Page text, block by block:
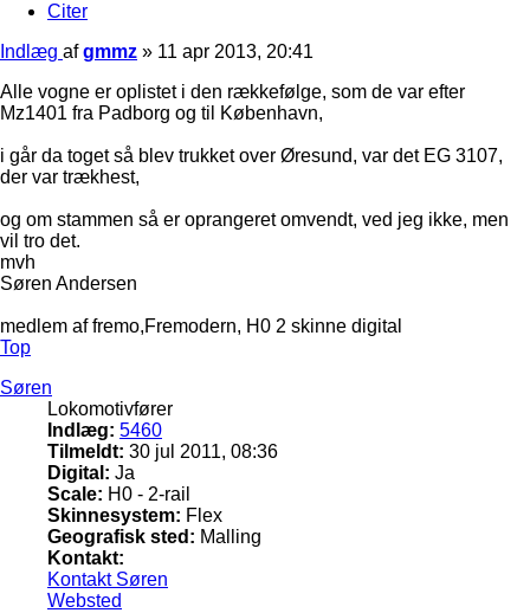
Citer
Indlæg afgmmz » 11 apr 2013, 20:41
Alle vogne er oplistet i den rækkefølge, som de var efter
Mz1401 fra Padborg og til København,
i går da toget så blev trukket over Øresund, var det EG 3107,
der var trækhest,
og om stammen så er oprangeret omvendt, ved jeg ikke, men
vil tro det.
mvh
Søren Andersen
medlem af fremo,Fremodern, H0 2 skinne digital
Top
Søren
Lokomotivfører
Indlæg: 5460
Tilmeldt: 30 jul 2011, 08:36
Digital: Ja
Scale: H0 - 2-rail
Skinnesystem: Flex
Geografisk sted: Malling
Kontakt:
Kontakt Søren
Websted